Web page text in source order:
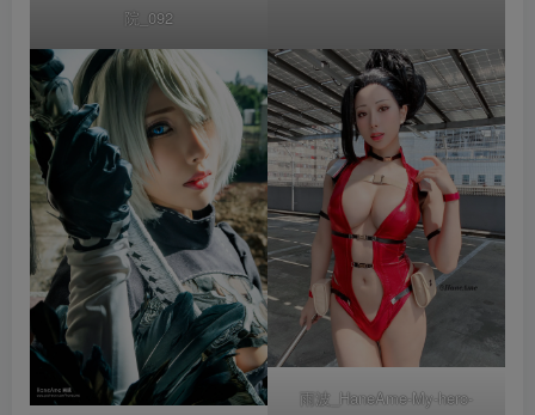
院_092
雨波_HaneAme-My-hero-